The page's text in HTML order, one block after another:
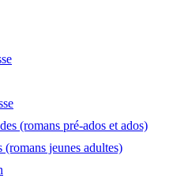
(romans pré-ados et ados)
jeunes adultes)